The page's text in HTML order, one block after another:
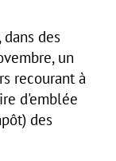
des
un
recourant à
d'emblée
des